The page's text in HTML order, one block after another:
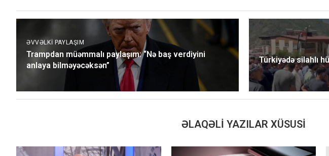
ƏVVƏLKI PAYLAŞIM
Trampdan müəmmalı paylaşım: “Nə baş verdiyini
anlaya bilməyəcəksən”
Türkiyədə silahlı
ƏLAQƏLI YAZILAR XÜSUSI